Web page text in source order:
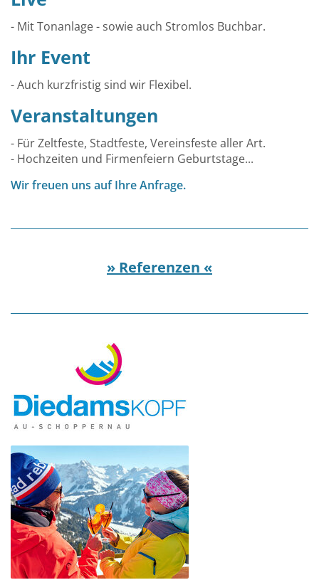
- Mit Tonanlage - sowie auch Stromlos Buchbar.
Ihr Event
- Auch kurzfristig sind wir Flexibel.
Veranstaltungen
- Für Zeltfeste, Stadtfeste, Vereinsfeste aller Art.
- Hochzeiten und Firmenfeiern Geburtstage...
Wir freuen uns auf Ihre Anfrage.
» Referenzen «